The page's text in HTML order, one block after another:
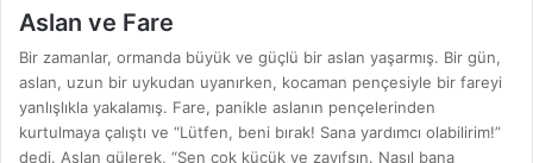
Aslan ve Fare
Bir zamanlar, ormanda büyük ve güçlü bir aslan yaşarmış. Bir gün,
aslan, uzun bir uykudan uyanırken, kocaman pençesiyle bir fareyi
yanlışlıkla yakalamış. Fare, panikle aslanın pençelerinden
kurtulmaya çalıştı ve “Lütfen, beni bırak! Sana yardımcı olabilirim!”
dedi. Aslan gülerek, “Sen çok küçük ve zayıfsın. Nasıl bana